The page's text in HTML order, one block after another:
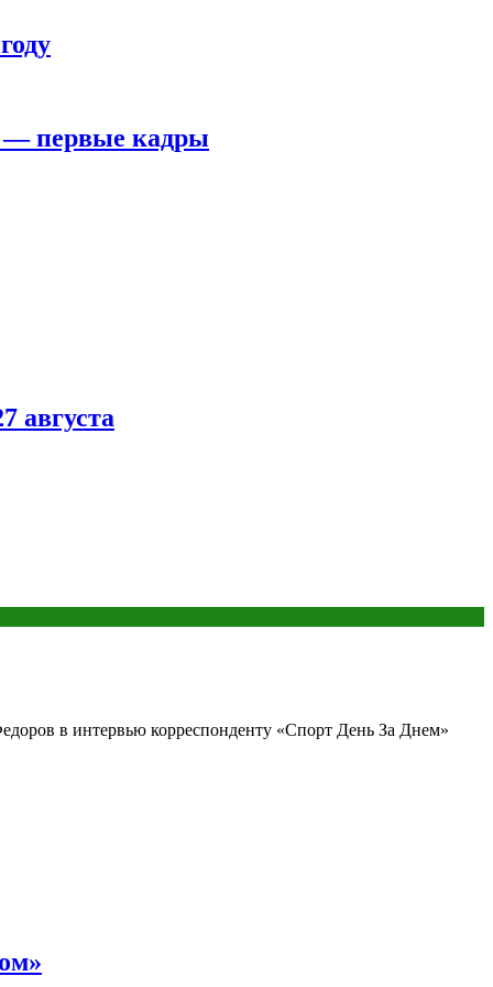
— первые кадры
августа
в интервью корреспонденту «Спорт День За Днем»